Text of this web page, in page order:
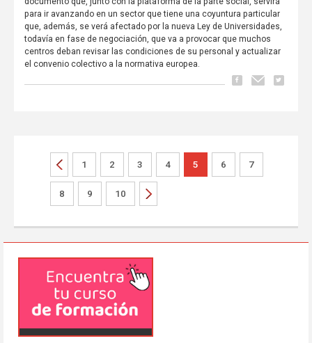
para ir avanzando en un sector que tiene una coyuntura particular
que, además, se verá afectado por la nueva Ley de Universidades,
todavía en fase de negociación, que va a provocar que muchos
centros deban revisar las condiciones de su personal y actualizar
el convenio colectivo a la normativa europea.
1 2 3 4 5 6 7
8 9 10